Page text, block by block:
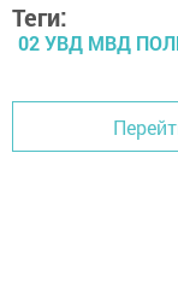
Теги:
02 УВД МВД